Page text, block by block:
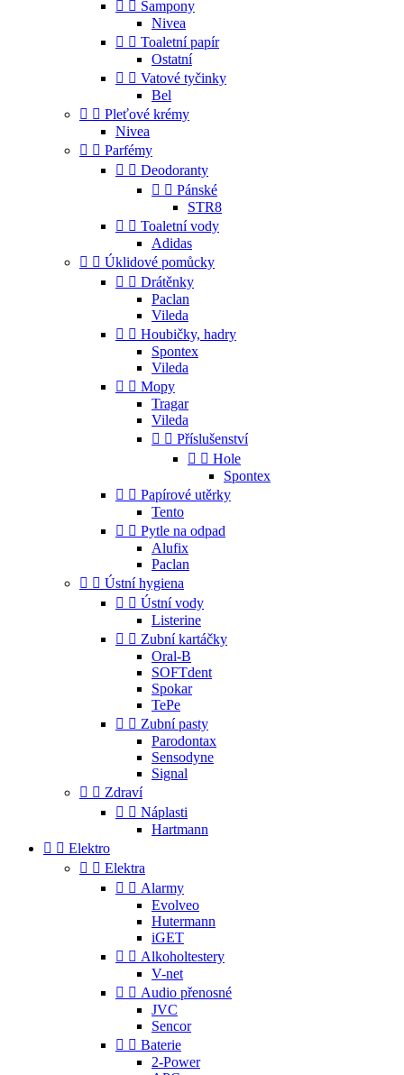
  Šampony
Nivea
  Toaletní papír
Ostatní
  Vatové tyčinky
Bel
  Pleťové krémy
Nivea
  Parfémy
  Deodoranty
  Pánské
STR8
  Toaletní vody
Adidas
  Úklidové pomůcky
  Drátěnky
Paclan
Vileda
  Houbičky, hadry
Spontex
Vileda
  Mopy
Tragar
Vileda
  Příslušenství
  Hole
Spontex
  Papírové utěrky
Tento
  Pytle na odpad
Alufix
Paclan
  Ústní hygiena
  Ústní vody
Listerine
  Zubní kartáčky
Oral-B
SOFTdent
Spokar
TePe
  Zubní pasty
Parodontax
Sensodyne
Signal
  Zdraví
  Náplasti
Hartmann
  Elektro
  Elektra
  Alarmy
Evolveo
Hutermann
iGET
  Alkoholtestery
V-net
  Audio přenosné
JVC
Sencor
  Baterie
2-Power